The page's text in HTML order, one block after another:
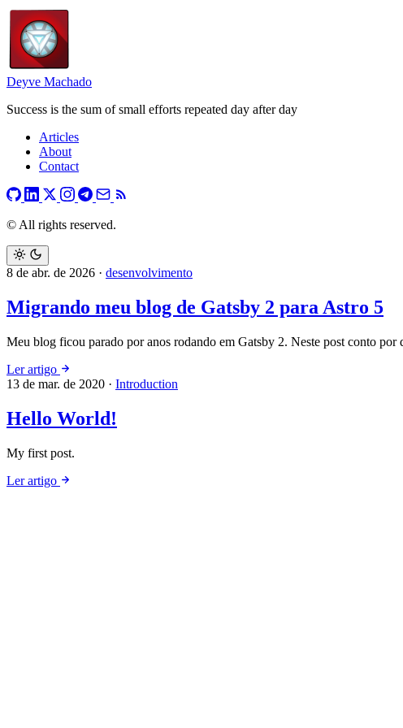
Deyve Machado
Success is the sum of small efforts repeated day after day
Articles
About
Contact
© All rights reserved.
8 de abr. de 2026 · desenvolvimento
Migrando meu blog de Gatsby 2 para Astro 5
Meu blog ficou parado por anos rodando em Gatsby 2. Neste post conto
Ler artigo
13 de mar. de 2020 · Introduction
Hello World!
My first post.
Ler artigo